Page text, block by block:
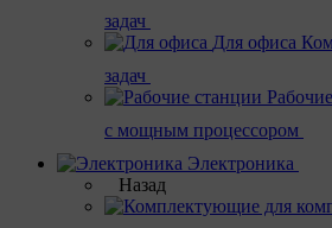
задач
Для офиса
задач
с мощным процессором
Электроника
Назад